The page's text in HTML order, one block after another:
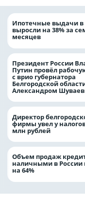
Ипотечные выдачи в
выросли на 38% за
месяцев
Президент России
Путин провёл
с врио губернатора
Белгородской
Александром
Директор
фирмы увел у
млн рублей
Объем продаж
наличными в России
на 64%